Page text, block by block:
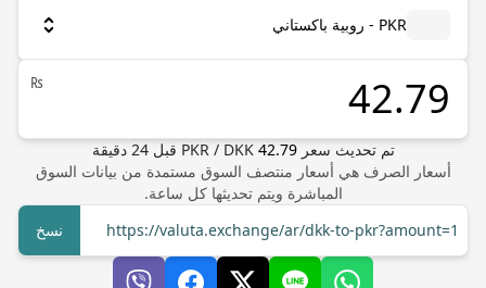
PKR - روبية باكستاني
₨
تم تحديث سعر PKR/ DKK 42.79 قبل24 دقيقة
أسعار الصرف هي أسعار منتصف السوق مستمدة من بيانات السوق
المباشرة ويتم تحديثها كل ساعة.
https://valuta.exchange/ar/dkk-to-pkr?amount=1
نسخ